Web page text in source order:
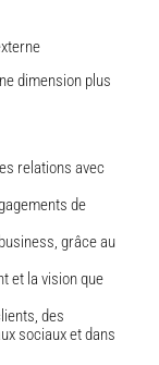
dimension plus
relations avec
de
grâce au
et la vision que
des
sociaux et dans